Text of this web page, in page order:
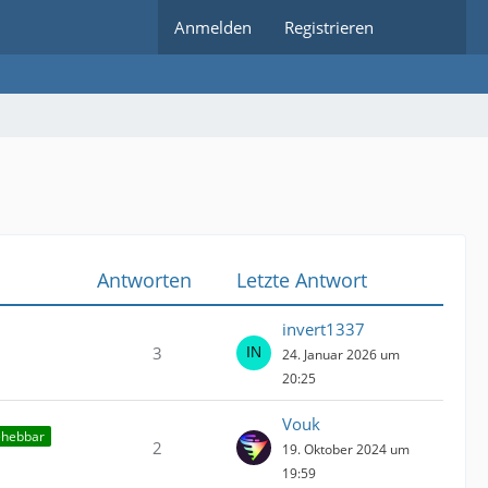
Anmelden Registrieren
Antworten Letzte Antwort
3
invert1337
24. Januar 2026 um
20:25
2
Vouk
19. Oktober 2024 um
19:59